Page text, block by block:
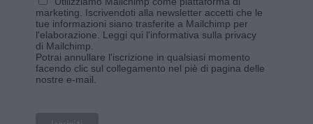
marketing. Iscrivendoti alla newsletter accetti che le
tue informazioni siano trasferite a Mailchimp per
l'elaborazione. Leggi qui l'informativa sulla privacy
di Mailchimp.
Potrai annullare l'iscrizione in qualsiasi momento
facendo clic sul collegamento nel piè di pagina delle
nostre e-mail.